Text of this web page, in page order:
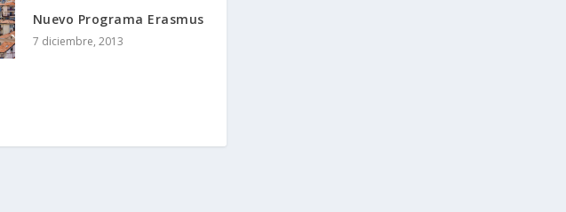
Nuevo Programa Erasmus
7 diciembre, 2013